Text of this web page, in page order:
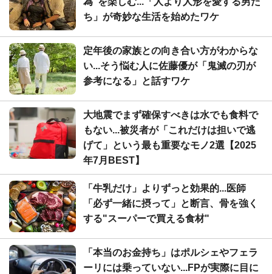
ち」が奇妙な生活を始めたワケ
定年後の家族との向き合い方がわからな
い...そう悩む人に佐藤優が「鬼滅の刃が
参考になる」と話すワケ
大地震でまず確保すべきは水でも食料で
もない...被災者が「これだけは担いで逃
げて」という最も重要なモノ2選【2025
年7月BEST】
「牛乳だけ」よりずっと効果的...医師
「必ず一緒に摂って」と断言、骨を強く
する"スーパーで買える食材"
「本当のお金持ち」はポルシェやフェラ
ーリには乗っていない...FPが実際に目に